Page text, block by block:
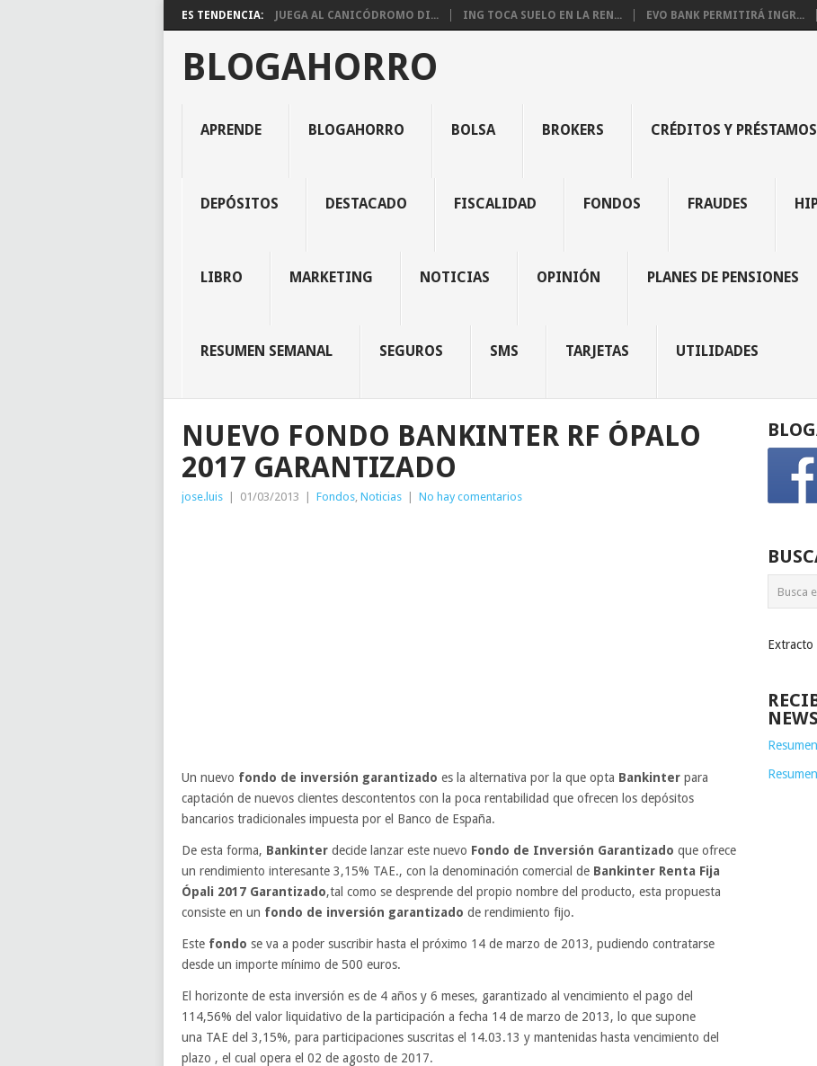
ES TENDENCIA: JUEGA AL CANICÓDROMO DI... ING TOCA SUELO EN LA REN... EVO BANK PERMITIRÁ INGR...
BLOGAHORRO
APRENDE BLOGAHORRO BOLSA BROKERS CRÉDITOS Y PRÉSTAMOS
DEPÓSITOS DESTACADO FISCALIDAD FONDOS FRAUDES
LIBRO MARKETING NOTICIAS OPINIÓN PLANES DE PENSIONES
RESUMEN SEMANAL SEGUROS SMS TARJETAS UTILIDADES
NUEVO FONDO BANKINTER RF ÓPALO
2017 GARANTIZADO
jose.luis 01/03/2013 Fondos, Noticias No hay comentarios
Un nuevo fondo de inversión garantizado es la alternativa por la que opta Bankinter para
captación de nuevos clientes descontentos con la poca rentabilidad que ofrecen los depósitos
bancarios tradicionales impuesta por el Banco de España.
De esta forma, Bankinter decide lanzar este nuevo Fondo de Inversión Garantizado que ofrece
un rendimiento interesante 3,15% TAE., con la denominación comercial de Bankinter Renta Fija
Ópali 2017 Garantizado,tal como se desprende del propio nombre del producto, esta propuesta
consiste en un fondo de inversión garantizado de rendimiento fijo.
Este fondo se va a poder suscribir hasta el próximo 14 de marzo de 2013, pudiendo contratarse
desde un importe mínimo de 500 euros.
El horizonte de esta inversión es de 4 años y 6 meses, garantizado al vencimiento el pago del
114,56% del valor liquidativo de la participación a fecha 14 de marzo de 2013, lo que supone
una TAE del 3,15%, para participaciones suscritas el 14.03.13 y mantenidas hasta vencimiento del
plazo , el cual opera el 02 de agosto de 2017.
Extracto